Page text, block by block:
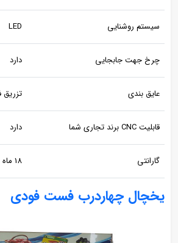
سیستم روشنایی LED
چرخ جهت جابجایی دارد
عایق بندی تزریق
قابلیت CNC برند تجاری شما دارد
گارانتی 18 ماه
یخچال چهاردرب فست فودی